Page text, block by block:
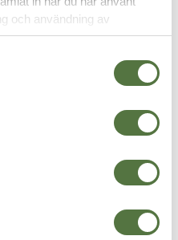
och användning av
personalisering av